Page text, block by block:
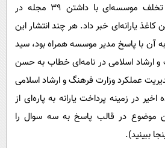
اخبار کریپتو
سرگرمی
باشگاه مغز
فیلم
اقتصاد
ورزش
سیاست
سرگرمی
فناوری
گوناگون
عصر ایران 2
خواندنی ها و دیدنی ها
پیامک
روانشناسی
آشپزی
آموزش زبان
کاربری خود در توئیتر از تخلف موسسه‌ای با داشتن ۳۹ مجله در
کاغذ یارانه‌ای خبر داد. هر چند انتشار این
با پاسخ مدیر موسسه همراه بود، سید
ارشاد اسلامی در نامه‌ای خطاب به حسن
عملکرد وزارت فرهنگ و ارشاد اسلامی
در زمینه پرداخت یارانه به پاره‌ای از
موضوع در قالب پاسخ به سه سوال را
ببینید).